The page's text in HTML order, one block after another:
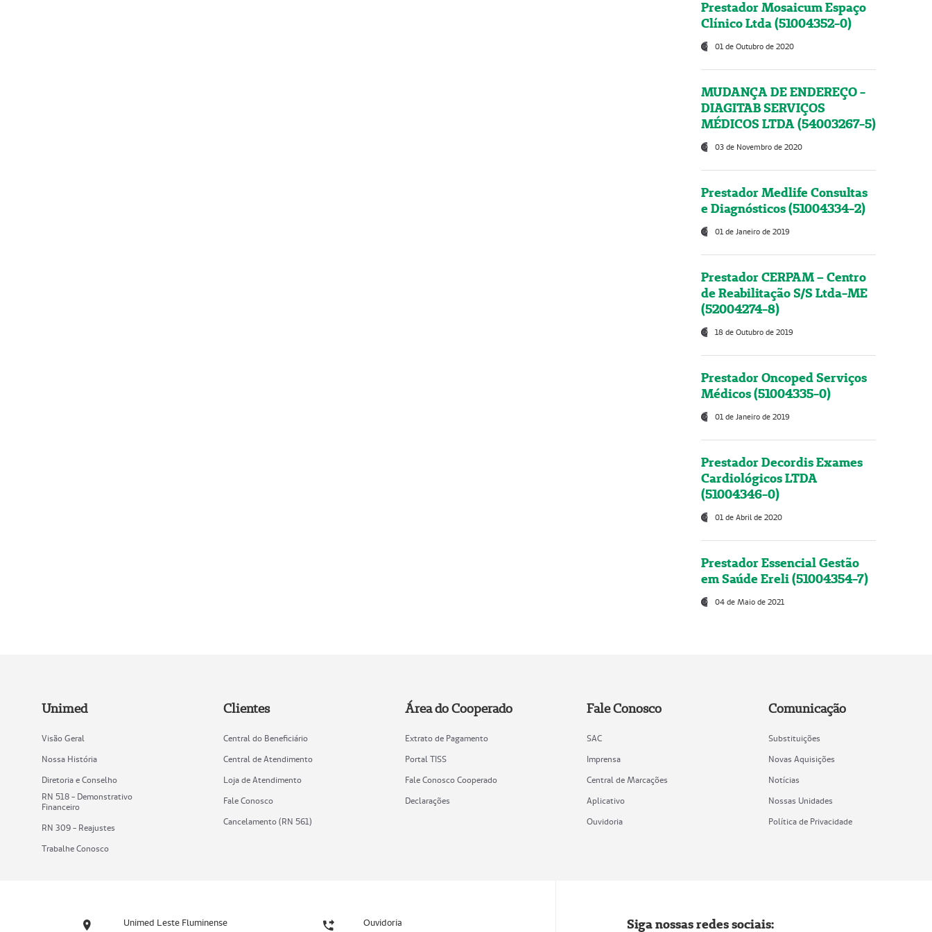
Prestador Mosaicum Espaço
Clínico Ltda (51004352-0)
01 de Outubro de 2020
MUDANÇA DE ENDEREÇO -
DIAGITAB SERVIÇOS
MÉDICOS LTDA (54003267-5)
03 de Novembro de 2020
Prestador Medlife Consultas
e Diagnósticos (51004334-2)
01 de Janeiro de 2019
Prestador CERPAM – Centro
de Reabilitação S/S Ltda-ME
(52004274-8)
18 de Outubro de 2019
Prestador Oncoped Serviços
Médicos (51004335-0)
01 de Janeiro de 2019
Prestador Decordis Exames
Cardiológicos LTDA
(51004346-0)
01 de Abril de 2020
Prestador Essencial Gestão
em Saúde Ereli (51004354-7)
04 de Maio de 2021
Unimed
Visão Geral
Nossa História
Diretoria e Conselho
RN 518 - Demonstrativo
Financeiro
RN 309 - Reajustes
Trabalhe Conosco
Clientes
Central do Beneficiário
Central de Atendimento
Loja de Atendimento
Fale Conosco
Cancelamento (RN 561)
Área do Cooperado
Extrato de Pagamento
Portal TISS
Fale Conosco Cooperado
Declarações
Fale Conosco
SAC
Imprensa
Central de Marcações
Aplicativo
Ouvidoria
Comunicação
Substituições
Novas Aquisições
Notícias
Nossas Unidades
Política de Privacidade
Unimed Leste Fluminense Ouvidoria Siga nossas redes sociais: